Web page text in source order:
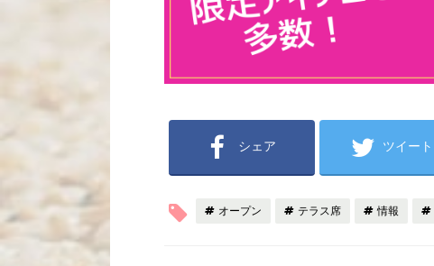
シェア ツイート
オープン テラス席 情報